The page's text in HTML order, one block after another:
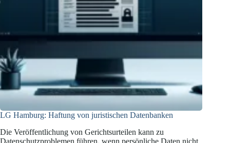
LG Hamburg: Haftung von juristischen Datenbanken
Die Veröffentlichung von Gerichtsurteilen kann zu
Datenschutzproblemen führen, wenn persönliche Daten nicht